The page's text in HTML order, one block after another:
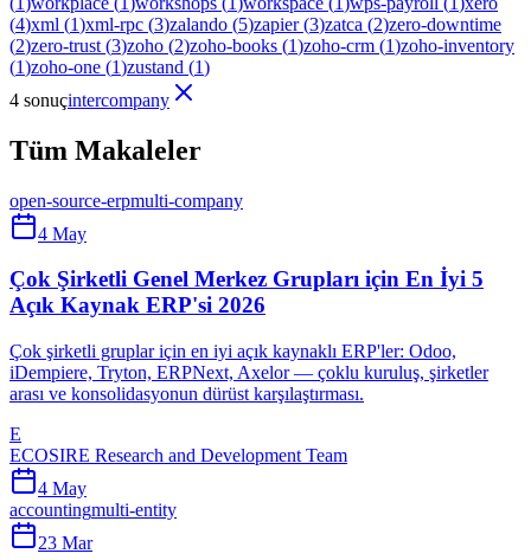
(4)xml (1)xml-rpc (3)zalando (5)zapier(3)zatca (2)zero-downtime
(2)zero-trust (3)zoho (2)zoho-books (1)zoho-crm (1)zoho-inventory
(1)zoho-one (1)zustand (1)
4 sonuçintercompany
Tüm Makaleler
open-source-erpmulti-company
4 May
Çok Şirketli Genel Merkez Grupları için En İyi 5
Açık Kaynak ERP'si 2026
Çok şirketli gruplar için en iyi açık kaynaklı ERP'ler: Odoo,
iDempiere, Tryton, ERPNext, Axelor — çoklu kuruluş, şirketler
arası ve konsolidasyonun dürüst karşılaştırması.
E
ECOSIRE Research and Development Team
4 May
accountingmulti-entity
23 Mar